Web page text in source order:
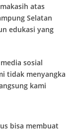
atas
Selatan
edukasi yang
sosial
tidak menyangka
kami
bisa membuat